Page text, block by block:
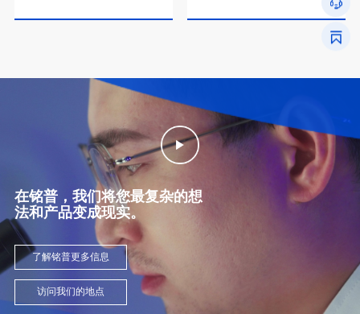
验，重新定义骑行价值。
法和产品变成现实。
了解铭普更多信息
访问我们的地点